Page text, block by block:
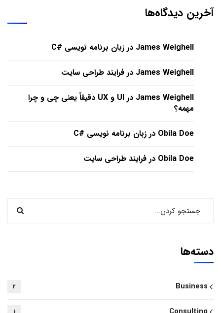
آخرین دیدگاه‌ها
James Weighell در زبان برنامه نویسی #C
James Weighell در فرایند طراحی سایت
James Weighell در
UI و UX دقیقاً یعنی چی و چرا
مهمه؟
Obila Doe در زبان برنامه نویسی #C
Obila Doe در فرایند طراحی سایت
دسته‌ها
Business
2